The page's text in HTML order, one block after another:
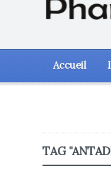
Accueil
TAG